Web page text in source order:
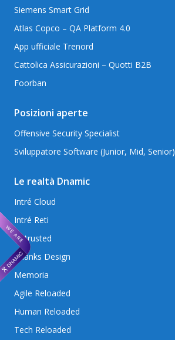
Siemens Smart Grid
Atlas Copco – QA Platform 4.0
App ufficiale Trenord
Cattolica Assicurazioni – Quotti B2B
Foorban
Posizioni aperte
Offensive Security Specialist
Sviluppatore Software (Junior, Mid, Senior)
Le realtà Dnamic
Intré Cloud
Intré Reti
Betrusted
Thanks Design
Memoria
Agile Reloaded
Human Reloaded
Tech Reloaded